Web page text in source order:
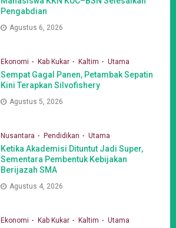
Pengabdian
Agustus 6, 2026
Ekonomi Kab Kukar Kaltim Utama
Sempat Gagal Panen, Petambak Sepatin
Kini Terapkan Silvofishery
Agustus 5, 2026
Nusantara Pendidikan Utama
Ketika Akademisi Dituntut Jadi Super,
Sementara Pembentuk Kebijakan
Berijazah SMA
Agustus 4, 2026
Ekonomi Kab Kukar Kaltim Utama